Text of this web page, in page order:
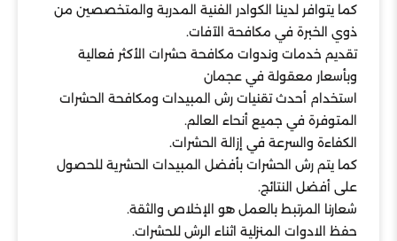
كما يتوافر لدينا الكوادر الفنية المدربة والمتخصصين من
ذوي الخبرة في مكافحة الآفات.
تقديم خدمات وندوات مكافحة حشرات الأكثر فعالية
وبأسعار معقولة في عجمان
استخدام أحدث تقنيات رش المبيدات ومكافحة الحشرات
المتوفرة في جميع أنحاء العالم.
الكفاءة والسرعة في إزالة الحشرات.
كما يتم رش الحشرات بأفضل المبيدات الحشرية للحصول
على أفضل النتائج.
شعارنا المرتبط بالعمل هو الإخلاص والثقة.
حفظ الادوات المنزلية اثناء الرش للحشرات.